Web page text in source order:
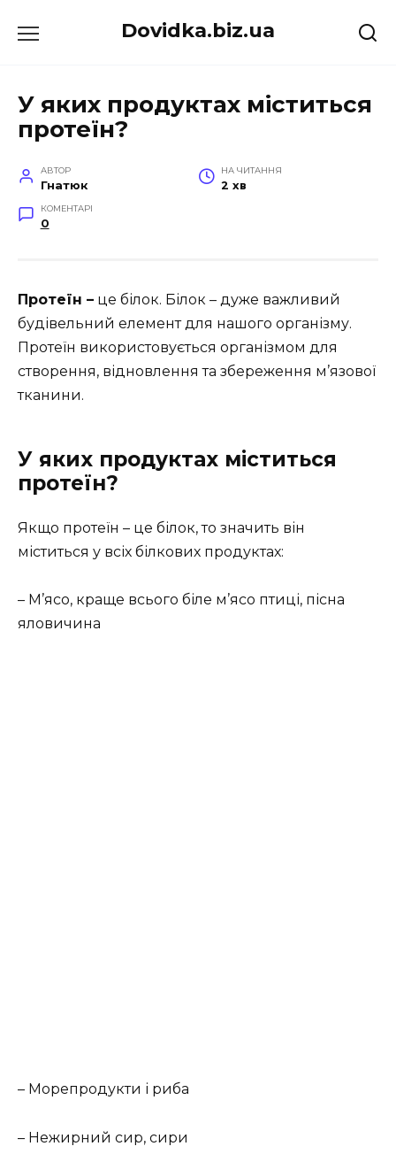
до
Dovidka.biz.ua
У яких продуктах міститься
протеїн?
АВТОР
Гнатюк
НА ЧИТАННЯ
2 хв
КОМЕНТАРІ
0
Протеїн – це білок. Білок – дуже важливий
будівельний елемент для нашого організму.
Протеїн використовується організмом для
створення, відновлення та збереження м’язової
тканини.
У яких продуктах міститься
протеїн?
Якщо протеїн – це білок, то значить він
міститься у всіх білкових продуктах:
– М’ясо, краще всього біле м’ясо птиці, пісна
яловичина
– Морепродукти і риба
– Нежирний сир, сири